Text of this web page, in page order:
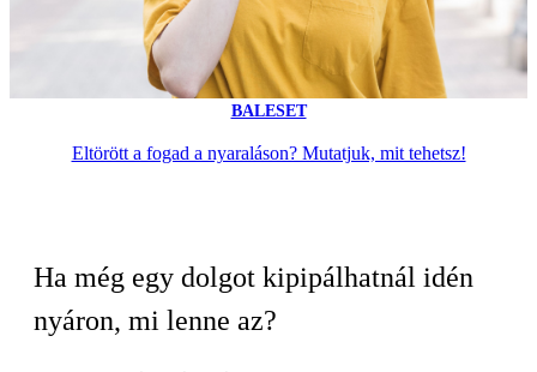
BALESET
Eltörött a fogad a nyaraláson? Mutatjuk, mit tehetsz!
Ha még egy dolgot kipipálhatnál idén
nyáron, mi lenne az?